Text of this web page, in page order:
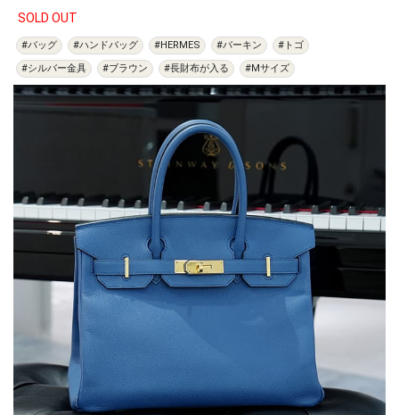
SOLD OUT
#バッグ #ハンドバッグ #HERMES #バーキン
#トゴ
#シルバー金具
#ブラウン #長財布が入る #Mサイズ